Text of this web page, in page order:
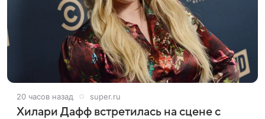
20 часов назад super.ru
Хилари Дафф встретилась на сцене с